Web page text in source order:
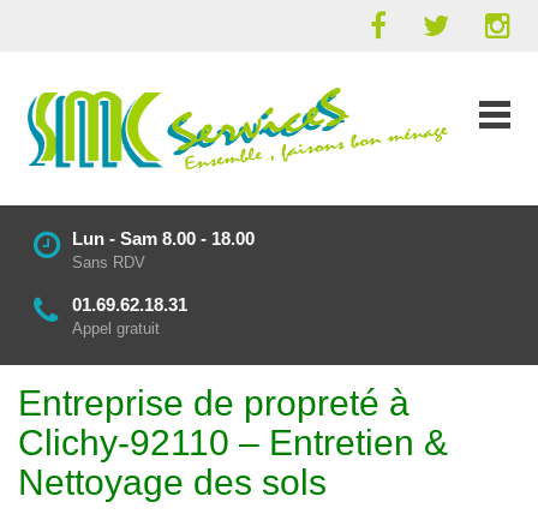
Lun - Sam 8.00 - 18.00
Sans RDV
01.69.62.18.31
Appel gratuit
Entreprise de propreté à
Clichy-92110 – Entretien &
Nettoyage des sols